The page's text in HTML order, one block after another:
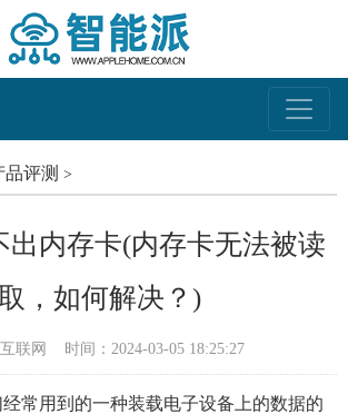
品评测 >
出内存卡(内存卡无法被读
，如何解决？)
联网 时间：2024-03-05 18:25:27
常用到的一种装载电子设备上的数据的